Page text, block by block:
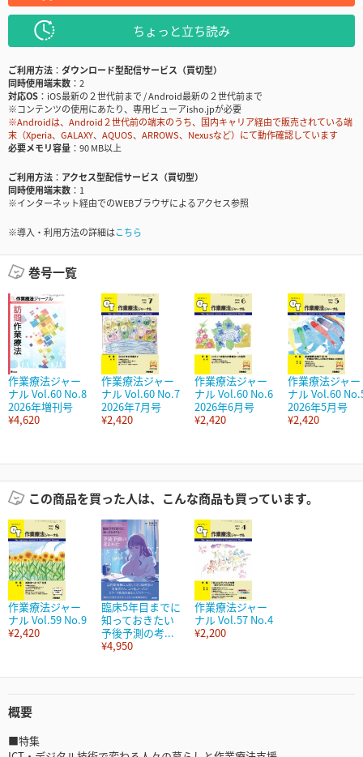
ちょっと立ち読み
ご利用方法
ダウンロード型配信サービス（買切型）
同時使用端末数
2
対応OS
iOS最新の２世代前まで / Android最新の２世代前まで
※コンテンツの使用にあたり、専用ビューアisho.jpが必要
※Androidは、Android２世代前の端末のうち、国内キャリア経由で販売されている端
末（Xperia、GALAXY、AQUOS、ARROWS、Nexusなど）にて動作確認しています
必要メモリ容量
90 MB以上
ご利用方法
アクセス型配信サービス（買切型）
同時使用端末数
1
※インターネット経由でのWEBブラウザによるアクセス参照
※導入・利用方法の詳細はこちら
巻号一覧
作業療法ジャー
ナル Vol.60 No.8
2026年増刊号
¥4,620
作業療法ジャー
ナル Vol.60 No.7
2026年7月号
¥2,420
作業療法ジャー
ナル Vol.60 No.6
2026年6月号
¥2,420
作業療法ジャー
ナル Vol.60
2026年5月号
¥2,420
この商品を買った人は、こんな商品も買っています。
作業療法ジャー
ナル Vol.59 No.9
¥2,420
臨床5年目までに
知っておきたい
予後予測の考...
¥4,950
作業療法ジャー
ナル Vol.57 No.4
¥2,200
概要
■特集